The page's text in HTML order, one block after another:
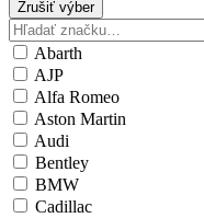
Zrušiť výber
Abarth
AJP
Alfa Romeo
Aston Martin
Audi
Bentley
BMW
Cadillac